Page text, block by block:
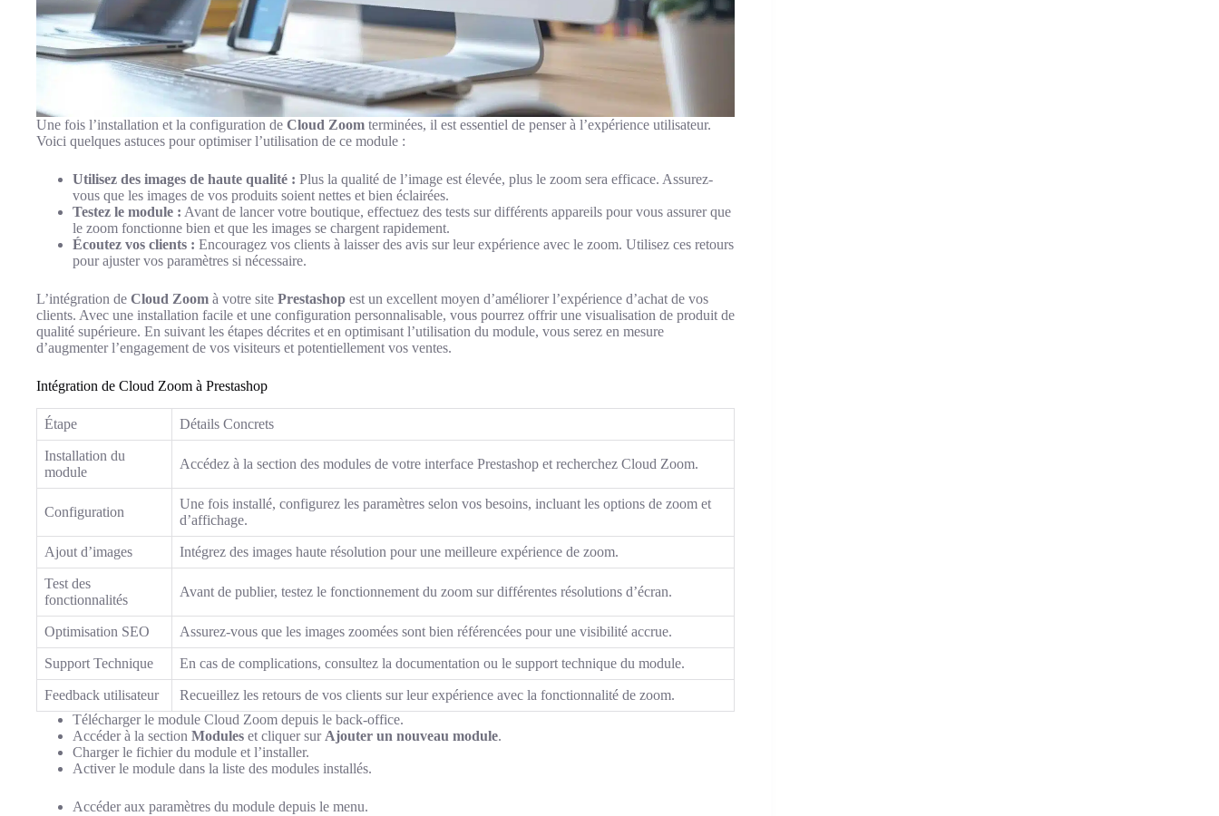
Une fois l’installation et la configuration de Cloud Zoom terminées, il est essentiel de penser à l’expérience utilisateur.
Voici quelques astuces pour optimiser l’utilisation de ce module :
Utilisez des images de haute qualité : Plus la qualité de l’image est élevée, plus le zoom sera efficace. Assurez-
vous que les images de vos produits soient nettes et bien éclairées.
Testez le module : Avant de lancer votre boutique, effectuez des tests sur différents appareils pour vous assurer que
le zoom fonctionne bien et que les images se chargent rapidement.
Écoutez vos clients : Encouragez vos clients à laisser des avis sur leur expérience avec le zoom. Utilisez ces retours
pour ajuster vos paramètres si nécessaire.
L’intégration de Cloud Zoom à votre site Prestashop est un excellent moyen d’améliorer l’expérience d’achat de vos
clients. Avec une installation facile et une configuration personnalisable, vous pourrez offrir une visualisation de produit de
qualité supérieure. En suivant les étapes décrites et en optimisant l’utilisation du module, vous serez en mesure
d’augmenter l’engagement de vos visiteurs et potentiellement vos ventes.
Intégration de Cloud Zoom à Prestashop
Étape Détails Concrets
Installation du
module
Accédez à la section des modules de votre interface Prestashop et recherchez Cloud Zoom.
Configuration
Une fois installé, configurez les paramètres selon vos besoins, incluant les options de zoom et
d’affichage.
Ajout d’images Intégrez des images haute résolution pour une meilleure expérience de zoom.
Test des
fonctionnalités
Avant de publier, testez le fonctionnement du zoom sur différentes résolutions d’écran.
Optimisation SEO Assurez-vous que les images zoomées sont bien référencées pour une visibilité accrue.
Support Technique En cas de complications, consultez la documentation ou le support technique du module.
Feedback utilisateur
Recueillez les retours de vos clients sur leur expérience avec la fonctionnalité de zoom.
Télécharger le module Cloud Zoom depuis le back-office.
Accéder à la section Modules et cliquer sur Ajouter un nouveau module.
Charger le fichier du module et l’installer.
Activer le module dans la liste des modules installés.
Accéder aux paramètres du module depuis le menu.